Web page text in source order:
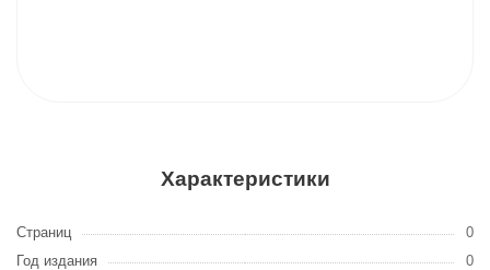
Характеристики
Страниц
0
Год издания
0